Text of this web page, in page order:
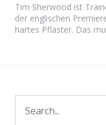
Tim Sherwood ist
der englischen
hartes Pflaster. Das
Search